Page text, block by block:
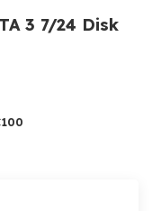
3 7/24 Disk